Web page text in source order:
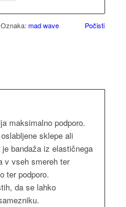
Počisti
Oznaka: mad wave
maksimalno podporo.
sklepe ali
bandaža iz elastičnega
v vseh smereh ter
ter podporo.
da se lahko